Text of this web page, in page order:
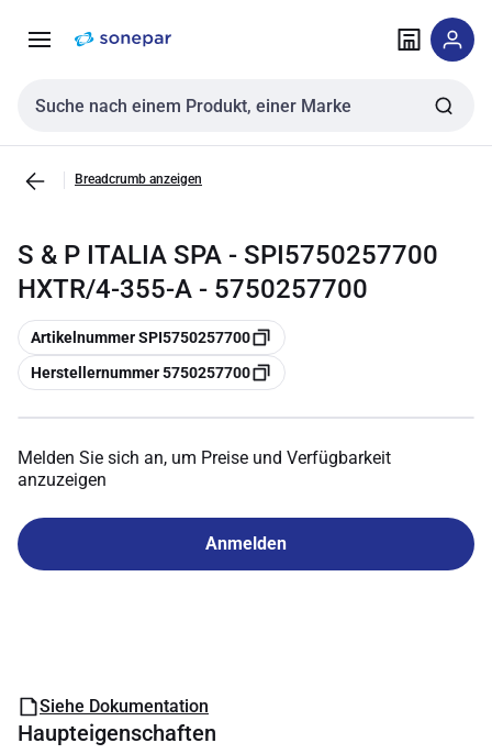
NavigationInhalt
Sucheingabe
Breadcrumb anzeigen
S & P ITALIA SPA - SPI5750257700
HXTR/4-355-A - 5750257700
Kopieren
Artikelnummer SPI5750257700
Kopieren
Herstellernummer 5750257700
Melden Sie sich an, um Preise und Verfügbarkeit
anzuzeigen
Anmelden
Siehe Dokumentation
Haupteigenschaften